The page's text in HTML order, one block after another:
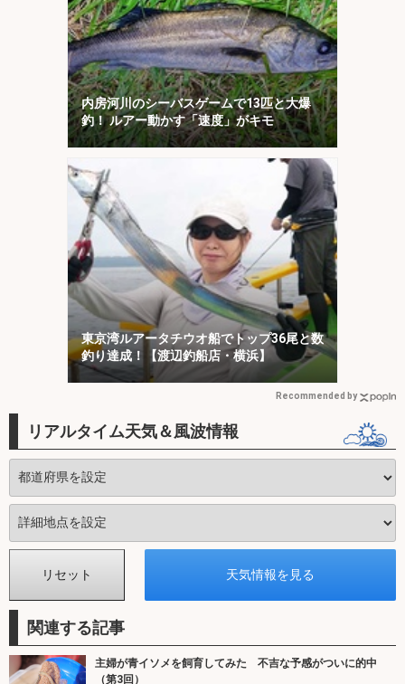
内房河川のシーバスゲームで13匹と大爆
釣！ ルアー動かす「速度」がキモ
東京湾ルアータチウオ船でトップ36尾と数
釣り達成！【渡辺釣船店・横浜】
Recommended by
リアルタイム天気＆風波情報
関連する記事
主婦が青イソメを飼育してみた 不吉な予感がついに的中
（第3回）